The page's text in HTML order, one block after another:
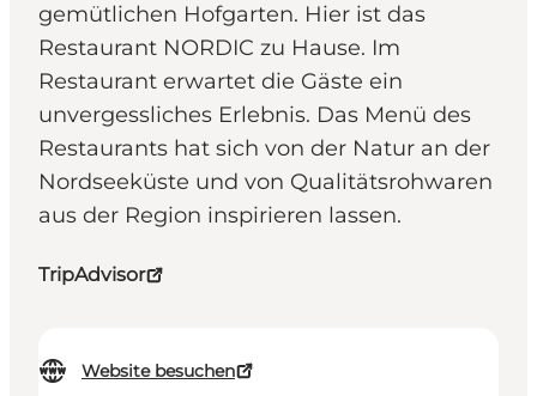
gemütlichen Hofgarten. Hier ist das
Restaurant NORDIC zu Hause. Im
Restaurant erwartet die Gäste ein
unvergessliches Erlebnis. Das Menü des
Restaurants hat sich von der Natur an der
Nordseeküste und von Qualitätsrohwaren
aus der Region inspirieren lassen.
TripAdvisor
Website besuchen